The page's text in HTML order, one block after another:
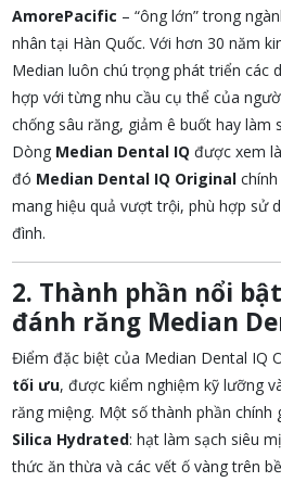
AmorePacific – “ông lớn” trong
nhân tại Hàn Quốc. Với hơn 30 năm
Median luôn chú trọng phát triển các
hợp với từng nhu cầu cụ thể của
chống sâu răng, giảm ê buốt hay làm
Dòng Median Dental IQ được xem
đó Median Dental IQ Originalchính
mang hiệu quả vượt trội, phù hợp sử
đình.
2. Thành phần nổi
đánh răng Median
Điểm đặc biệt của Median Dental IQ
tối ưu, được kiểm nghiệm kỹ lưỡng
răng miệng. Một số thành phần chính
Silica Hydrated: hạt làm sạch siêu
thức ăn thừa và các vết ố vàng trên